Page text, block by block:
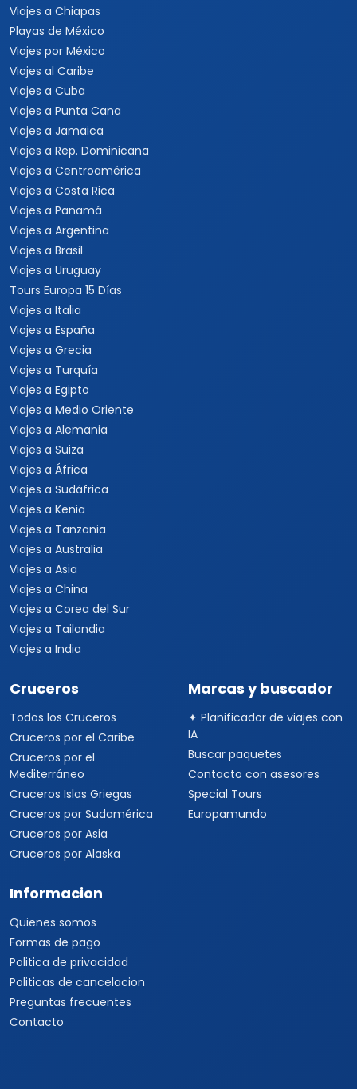
Viajes a Chiapas
Playas de México
Viajes por México
Viajes al Caribe
Viajes a Cuba
Viajes a Punta Cana
Viajes a Jamaica
Viajes a Rep. Dominicana
Viajes a Centroamérica
Viajes a Costa Rica
Viajes a Panamá
Viajes a Argentina
Viajes a Brasil
Viajes a Uruguay
Tours Europa 15 Días
Viajes a Italia
Viajes a España
Viajes a Grecia
Viajes a Turquía
Viajes a Egipto
Viajes a Medio Oriente
Viajes a Alemania
Viajes a Suiza
Viajes a África
Viajes a Sudáfrica
Viajes a Kenia
Viajes a Tanzania
Viajes a Australia
Viajes a Asia
Viajes a China
Viajes a Corea del Sur
Viajes a Tailandia
Viajes a India
Cruceros
Todos los Cruceros
Cruceros por el Caribe
Cruceros por el
Mediterráneo
Cruceros Islas Griegas
Cruceros por Sudamérica
Cruceros por Asia
Cruceros por Alaska
Marcas y buscador
✦ Planificador de viajes con
IA
Buscar paquetes
Contacto con asesores
Special Tours
Europamundo
Informacion
Quienes somos
Formas de pago
Politica de privacidad
Politicas de cancelacion
Preguntas frecuentes
Contacto